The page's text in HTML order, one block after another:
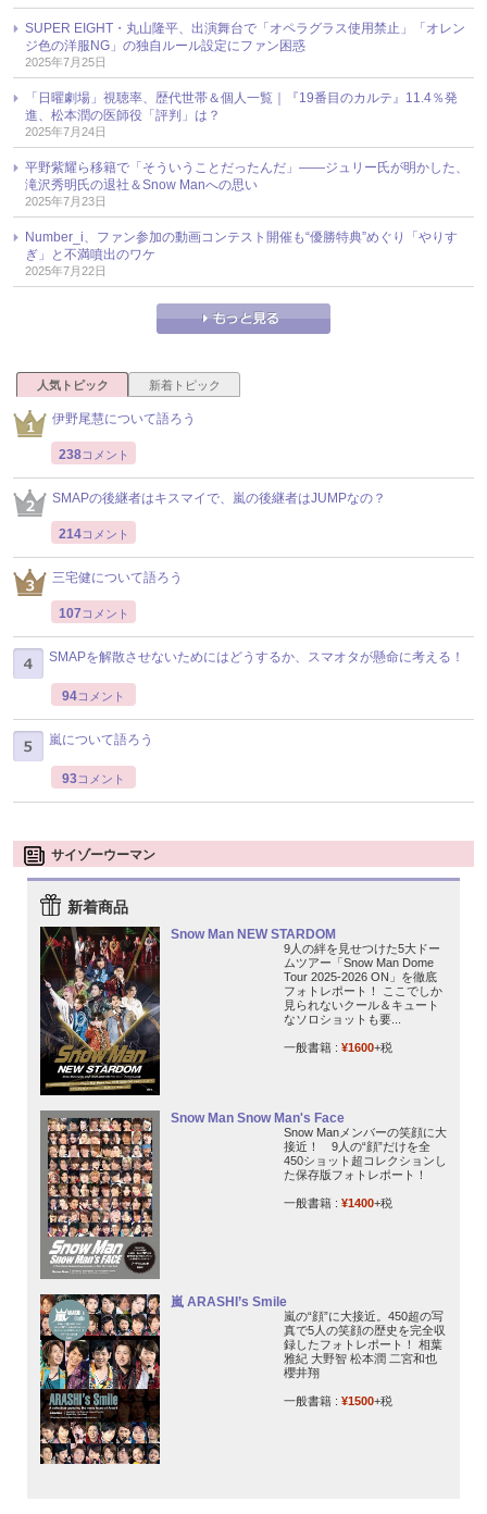
SUPER EIGHT・丸山隆平、出演舞台で「オペラグラス使用禁止」「オレン
ジ色の洋服NG」の独自ルール設定にファン困惑
2025年7月25日
「日曜劇場」視聴率、歴代世帯＆個人一覧｜『19番目のカルテ』11.4％発
進、松本潤の医師役「評判」は？
2025年7月24日
平野紫耀ら移籍で「そういうことだったんだ」――ジュリー氏が明かした、
滝沢秀明氏の退社＆Snow Manへの思い
2025年7月23日
Number_i、ファン参加の動画コンテスト開催も“優勝特典”めぐり「やりす
ぎ」と不満噴出のワケ
2025年7月22日
人気トピック 新着トピック
伊野尾慧について語ろう
238コメント
SMAPの後継者はキスマイで、嵐の後継者はJUMPなの？
214コメント
三宅健について語ろう
107 コメント
SMAPを解散させないためにはどうするか、スマオタが懸命に考える！
94コメント
嵐について語ろう
93コメント
サイゾーウーマン
新着商品
Snow Man NEW STARDOM
9人の絆を見せつけた5大ドー
ムツアー「Snow Man Dome
Tour 2025-2026 ON」を徹底
フォトレポート！ ここでしか
見られないクール＆キュート
なソロショットも要...
一般書籍 : ¥1600+税
Snow Man Snow Man's Face
Snow Manメンバーの笑顔に大
接近！ 9人の“顔”だけを全
450ショット超コレクションし
た保存版フォトレポート！
一般書籍 : ¥1400+税
嵐 ARASHI’s Smile
嵐の“顔”に大接近。450超の写
真で5人の笑顔の歴史を完全収
録したフォトレポート！ 相葉
雅紀 大野智 松本潤 二宮和也
櫻井翔
一般書籍 : ¥1500+税